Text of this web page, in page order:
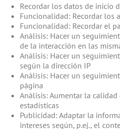
Recordar los datos de inicio
Funcionalidad: Recordar los
Funcionalidad: Recordar el
Análisis: Hacer un
de la interacción en las
Análisis: Hacer un
según la dirección IP
Análisis: Hacer un
página
Análisis: Aumentar la
estadísticas
Publicidad: Adaptar la
intereses según, p.ej., el